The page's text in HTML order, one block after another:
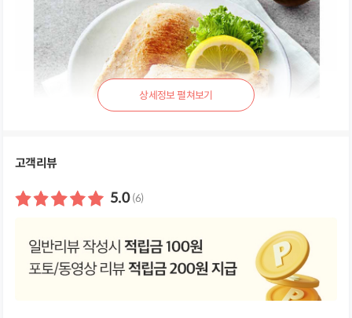
상
세
고객리뷰
5.0 (6)